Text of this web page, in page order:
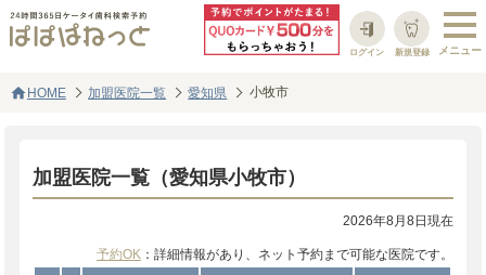
新規登録
ログイン
homeHOME 加盟医院一覧 愛知県 小牧市
加盟医院一覧（愛知県小牧市）
2026年8月8日現在
予約OK：詳細情報があり、ネット予約まで可能な医院です。